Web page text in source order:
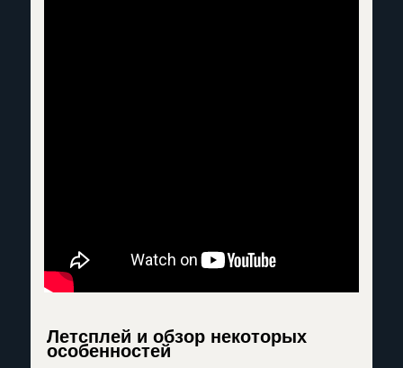
Летсплей и обзор некоторых
особенностей